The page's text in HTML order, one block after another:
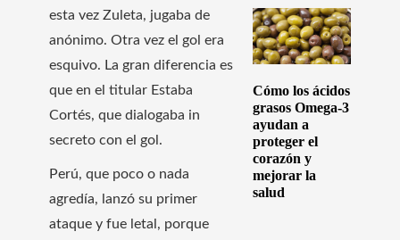
esta vez Zuleta, jugaba de
anónimo. Otra vez el gol era
esquivo. La gran diferencia es
que en el titular Estaba
Cortés, que dialogaba in
secreto con el gol.
Perú, que poco o nada
agredía, lanzó su primer
ataque y fue letal, porque
Cómo los ácidos
grasos Omega-3
ayudan a
proteger el
corazón y
mejorar la
salud